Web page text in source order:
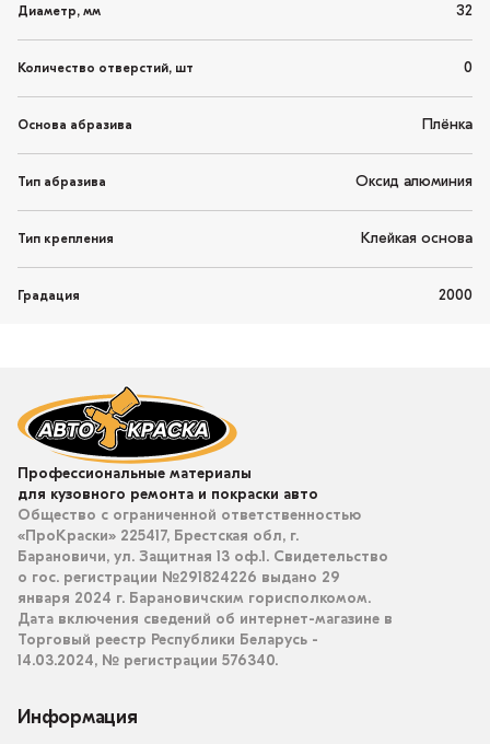
Диаметр, мм 32
Количество отверстий, шт 0
Основа абразива Плёнка
Тип абразива Оксид алюминия
Тип крепления Клейкая основа
Градация 2000
Профессиональные материалы
для кузовного ремонта и покраски авто
Общество с ограниченной ответственностью
«ПроКраски» 225417, Брестская обл, г.
Барановичи, ул. Защитная 13 оф.1. Свидетельство
о гос. регистрации №291824226 выдано 29
января 2024 г. Барановичским горисполкомом.
Дата включения сведений об интернет-магазине в
Торговый реестр Республики Беларусь -
14.03.2024, № регистрации 576340.
Информация